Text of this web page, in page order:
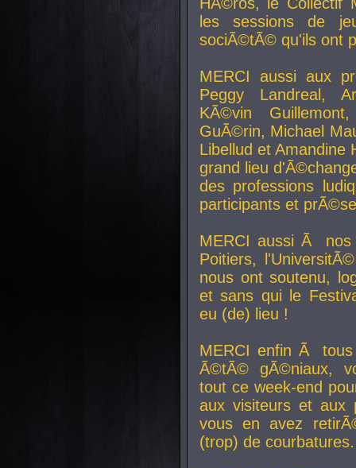
les sessions de
sociÃ©tÃ© qu'ils ont
MERCI aussi aux
Peggy Landreal,
KÃ©vin
GuÃ©rin, Michael
Libellud et Amandine
grand lieu
des professions
participants et
MERCI aussi Ã nos
Poitiers,
nous ont soutenu,
et sans qui le
eu (de) lieu !
MERCI enfin Ã
Ã©tÃ© gÃ©niaux,
tout ce week-end
aux visiteurs et aux
vous en avez
(trop) de courbatures.